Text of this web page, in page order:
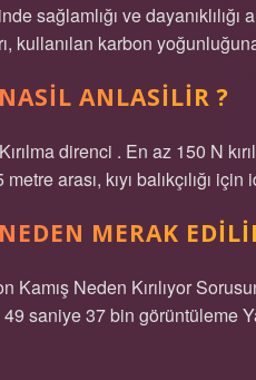
sağlamlığı ve dayanıklılığı
kullanılan karbon
ANLASILIR ?
direnci . En az 150 N
arası, kıyı balıkçılığı için
MERAK
Neden Kırılıyor
saniye 37 bin görüntüleme